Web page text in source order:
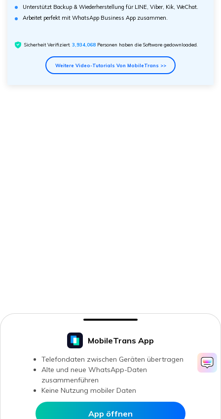
Unterstützt Backup & Wiederherstellung für LINE, Viber, Kik, WeChat.
Arbeitet perfekt mit WhatsApp Business App zusammen.
Sicherheit Verifiziert.3,934,069 Personen haben die Software gedownloaded.
Weitere Video-Tutorials Von MobileTrans >>